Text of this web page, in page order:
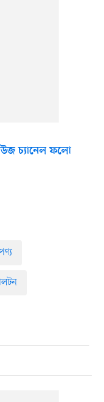
চ্যানেল ফলো